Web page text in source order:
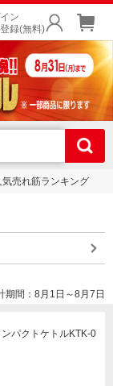
ン
録(無料)
気売れ筋ランキング
期間：8月1日～8月7日
パクトケトルKTK-0